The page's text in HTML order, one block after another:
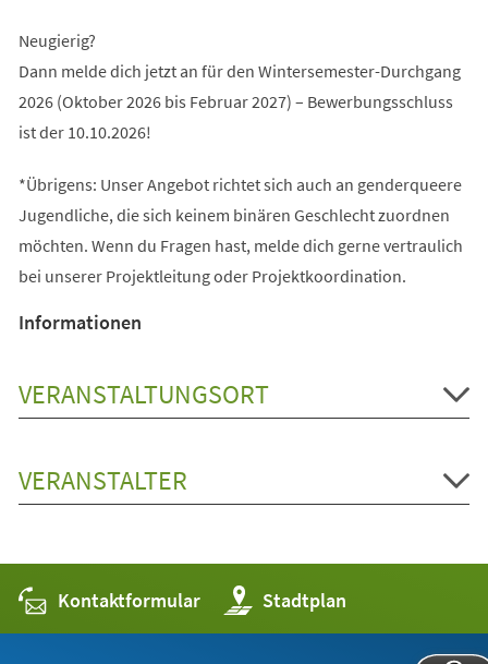
Neugierig?
Dann melde dich jetzt an für den Wintersemester-Durchgang
2026 (Oktober 2026 bis Februar 2027) – Bewerbungsschluss
ist der 10.10.2026!
*Übrigens: Unser Angebot richtet sich auch an genderqueere
Jugendliche, die sich keinem binären Geschlecht zuordnen
möchten. Wenn du Fragen hast, melde dich gerne vertraulich
bei unserer Projektleitung oder Projektkoordination.
Informationen
VERANSTALTUNGSORT
VERANSTALTER
Kontaktformular Stadtplan
(Öffnet
in
einem